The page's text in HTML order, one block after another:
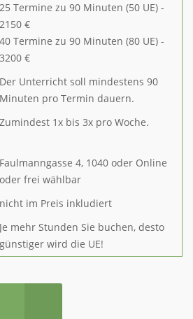
25 Termine zu 90 Minuten (50 UE) -
2150 €
40 Termine zu 90 Minuten (80 UE) -
3200 €
Der Unterricht soll mindestens 90
Minuten pro Termin dauern.
Zumindest 1x bis 3x pro Woche.
Faulmanngasse 4, 1040 oder Online
oder frei wählbar
nicht im Preis inkludiert
Je mehr Stunden Sie buchen, desto
günstiger wird die UE!